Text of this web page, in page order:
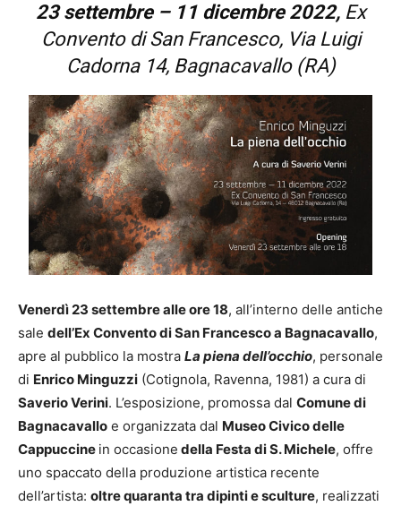
23 settembre – 11 dicembre 2022, Ex
Convento di San Francesco, Via Luigi
Cadorna 14, Bagnacavallo (RA)
Venerdì 23 settembre alle ore 18, all’interno delle antiche
sale dell’Ex Convento di San Francesco a Bagnacavallo,
apre al pubblico la mostra La piena dell’occhio, personale
di Enrico Minguzzi (Cotignola, Ravenna, 1981) a cura di
Saverio Verini. L’esposizione, promossa dal Comune di
Bagnacavallo e organizzata dal Museo Civico delle
Cappuccine in occasione della Festa di S. Michele, offre
uno spaccato della produzione artistica recente
dell’artista: oltre quaranta tra dipinti e sculture, realizzati